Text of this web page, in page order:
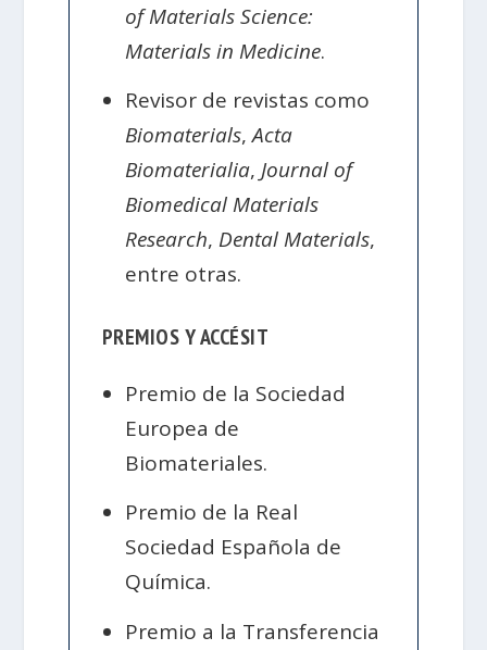
of Materials Science:
Materials in Medicine.
Revisor de revistas como
Biomaterials,Acta
Biomaterialia, Journal of
Biomedical Materials
Research, Dental Materials,
entre otras.
PREMIOS Y ACCÉSIT
Premio de la Sociedad
Europea de
Biomateriales.
Premio de la Real
Sociedad Española de
Química.
Premio a la Transferencia